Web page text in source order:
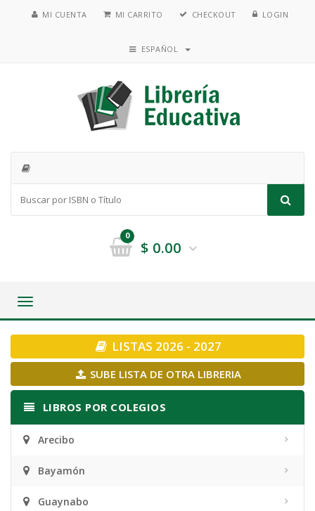
MI CUENTA MI CARRITO CHECKOUT LOGIN
ESPAÑOL
0
$ 0.00
Toggle
LISTAS 2026 - 2027
SUBE LISTA DE OTRA LIBRERIA
LIBROS POR COLEGIOS
Arecibo
Bayamón
Guaynabo